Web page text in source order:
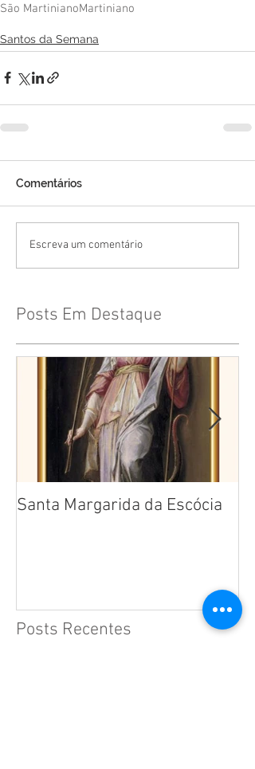
São MartinianoMartiniano
Santos da Semana
Comentários
Escreva um comentário
Posts Em Destaque
Santa Margarida da Escócia
Posts Recentes